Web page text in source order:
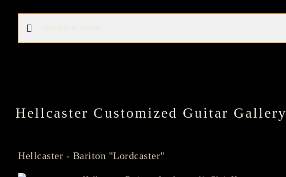
Hellcaster Customized Guitar Gallery
Hellcaster - Bariton "Lordcaster"